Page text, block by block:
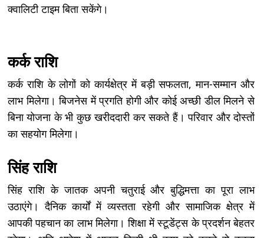
क्वालिटी टाइम बिता सकेंगे।
कर्क राशि
कर्क राशि के लोगों को कार्यक्षेत्र में बड़ी सफलता, मान-सम्मान और
लाभ मिलेगा। बिजनेस में प्रगति होगी और कोई अच्छी डील मिलने से
बिना योजना के भी कुछ खरीददारी कर सकते हैं। परिवार और दोस्तों
का सहयोग मिलेगा।
सिंह राशि
सिंह राशि के जातक अपनी चतुराई और बुद्धिमत्ता का पूरा लाभ
उठाएंगे। दैनिक कार्यों में व्यस्तता रहेगी और सामाजिक क्षेत्र में
आपकी पहचान का लाभ मिलेगा। शिक्षा में स्टूडेंट्स के प्रदर्शन बेहतर